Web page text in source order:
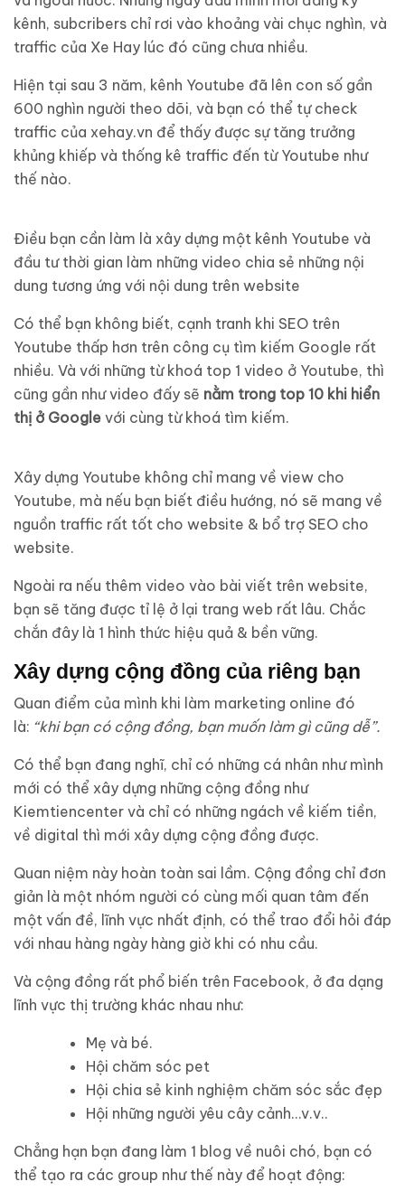
kênh, subcribers chỉ rơi vào khoảng vài chục nghìn, và
traffic của Xe Hay lúc đó cũng chưa nhiều.
Hiện tại sau 3 năm, kênh Youtube đã lên con số gần
600 nghìn người theo dõi, và bạn có thể tự check
traffic của xehay.vn để thấy được sự tăng trưởng
khủng khiếp và thống kê traffic đến từ Youtube như
thế nào.
Điều bạn cần làm là xây dựng một kênh Youtube và
đầu tư thời gian làm những video chia sẻ những nội
dung tương ứng với nội dung trên website
Có thể bạn không biết, cạnh tranh khi SEO trên
Youtube thấp hơn trên công cụ tìm kiếm Google rất
nhiều. Và với những từ khoá top 1 video ở Youtube, thì
cũng gần như video đấy sẽ nằm trong top 10 khi hiển
thị ở Google với cùng từ khoá tìm kiếm.
Xây dựng Youtube không chỉ mang về view cho
Youtube, mà nếu bạn biết điều hướng, nó sẽ mang về
nguồn traffic rất tốt cho website & bổ trợ SEO cho
website.
Ngoài ra nếu thêm video vào bài viết trên website,
bạn sẽ tăng được tỉ lệ ở lại trang web rất lâu. Chắc
chắn đây là 1 hình thức hiệu quả & bền vững.
Xây dựng cộng đồng của riêng bạn
Quan điểm của mình khi làm marketing online đó
là: “khi bạn có cộng đồng, bạn muốn làm gì cũng dễ”.
Có thể bạn đang nghĩ, chỉ có những cá nhân như mình
mới có thể xây dựng những cộng đồng như
Kiemtiencenter và chỉ có những ngách về kiếm tiền,
về digital thì mới xây dựng cộng đồng được.
Quan niệm này hoàn toàn sai lầm. Cộng đồng chỉ đơn
giản là một nhóm người có cùng mối quan tâm đến
một vấn đề, lĩnh vực nhất định, có thể trao đổi hỏi đáp
với nhau hàng ngày hàng giờ khi có nhu cầu.
Và cộng đồng rất phổ biến trên Facebook, ở đa dạng
lĩnh vực thị trường khác nhau như:
Mẹ và bé.
Hội chăm sóc pet
Hội chia sẻ kinh nghiệm chăm sóc sắc đẹp
Hội những người yêu cây cảnh…v.v..
Chẳng hạn bạn đang làm 1 blog về nuôi chó, bạn có
thể tạo ra các group như thế này để hoạt động: